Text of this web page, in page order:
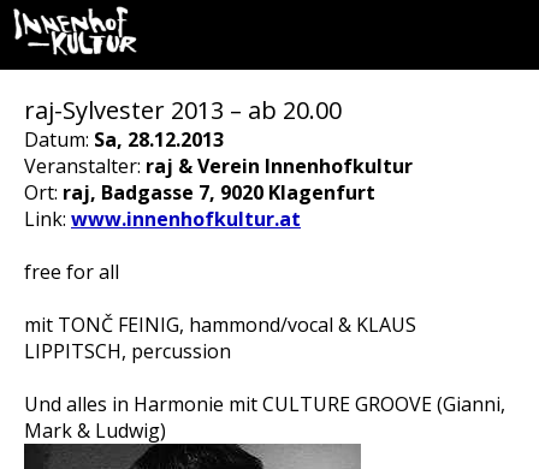
raj-Sylvester 2013 – ab 20.00
Datum: Sa, 28.12.2013
Veranstalter: raj & Verein Innenhofkultur
Ort: raj, Badgasse 7, 9020 Klagenfurt
Link: www.innenhofkultur.at
free for all
mit TONČ FEINIG, hammond/vocal & KLAUS
LIPPITSCH, percussion
Und alles in Harmonie mit CULTURE GROOVE (Gianni,
Mark & Ludwig)